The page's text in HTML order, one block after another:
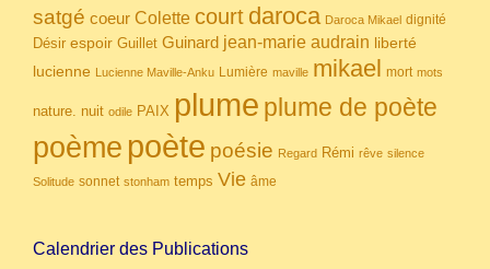
satgé coeur Colette court daroca Daroca Mikael dignité
Désir espoir Guillet Guinard jean-marie audrain liberté
lucienne Lucienne Maville-Anku Lumière maville mikael mort mots
nature. nuit odile PAIX plume plume de poète
poème poète poésie Regard Rémi rêve silence
Solitude sonnet stonham temps Vie âme
Calendrier des Publications